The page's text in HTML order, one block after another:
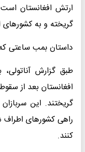
ارتش افغانستان
گریخته و به کشورهای
داستان بمب ساعتی
افغانستان بعد از
گریختند. این
راهی کشورهای اطراف
کنند.